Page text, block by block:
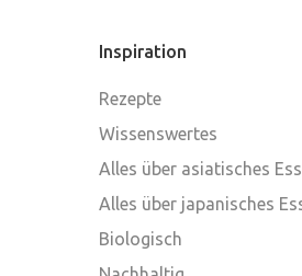
Inspiration
Rezepte
Wissenswertes
Alles über asiatisches
Alles über japanisches
Biologisch